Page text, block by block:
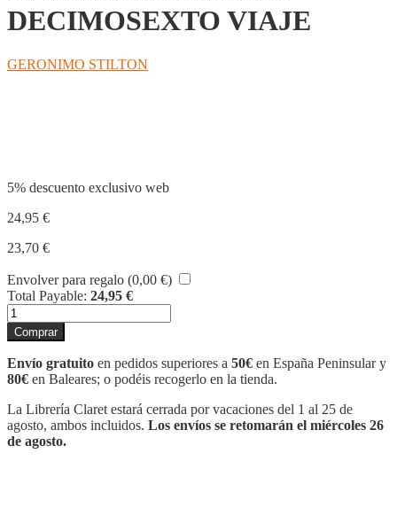
DECIMOSEXTO VIAJE
GERONIMO STILTON
5% descuento exclusivo web
24,95 €
23,70 €
Envolver para regalo (0,00 €)
Total Payable: 24,95 €
REINO
DE
LA
FANTASÍA.
LA
AVENTURA.
DECIMOSEXTO
VIAJE
Comprar
Envío gratuito en pedidos superiores a 50€ en España Peninsular y
80€ en Baleares; o podéis recogerlo en la tienda.
La Librería Claret estará cerrada por vacaciones del 1 al 25 de
agosto, ambos incluidos. Los envíos se retomarán el miércoles 26
de agosto.